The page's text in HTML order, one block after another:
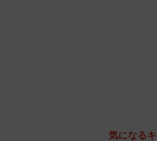
同作につ
気になる